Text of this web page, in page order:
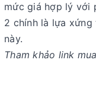
mức giá hợp lý với
2 chính là lựa xứng
này.
Tham khảo link